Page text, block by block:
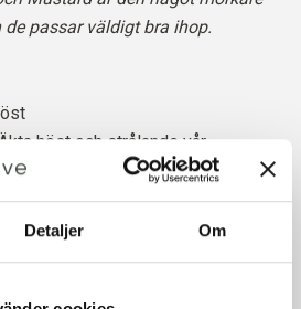
Detaljer Om
passar väldigt bra ihop.
höst och strålande vår
Mohair är en lyxig blandning av
mullbärssilke.